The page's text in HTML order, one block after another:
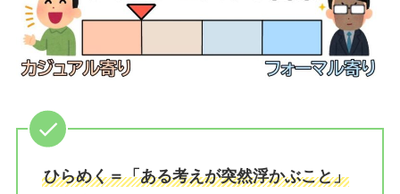
ひらめく＝「ある考えが突然浮かぶこと」